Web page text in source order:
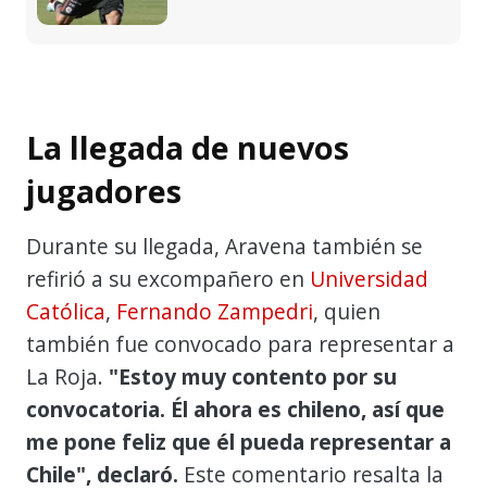
La llegada de nuevos
jugadores
Durante su llegada, Aravena también se
refirió a su excompañero en Universidad
Católica, Fernando Zampedri, quien
también fue convocado para representar a
La Roja. "Estoy muy contento por su
convocatoria. Él ahora es chileno, así que
me pone feliz que él pueda representar a
Chile", declaró. Este comentario resalta la